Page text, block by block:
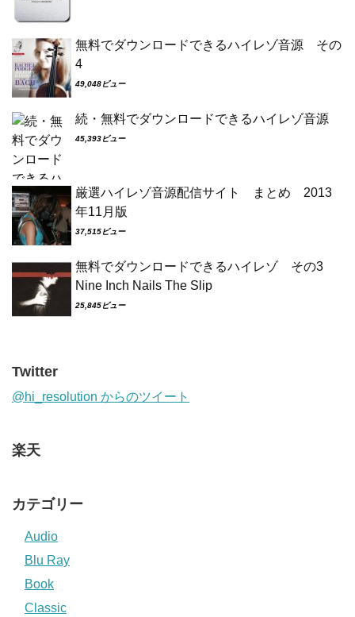
無料でダウンロードできるハイレゾ音源 その
4
49,048ビュー
続・無料でダウンロードできるハイレゾ音源
45,393ビュー
厳選ハイレゾ音源配信サイト まとめ 2013
年11月版
37,515ビュー
無料でダウンロードできるハイレゾ その3
Nine Inch Nails The Slip
25,845ビュー
Twitter
@hi_resolution からのツイート
楽天
カテゴリー
Audio
Blu Ray
Book
Classic